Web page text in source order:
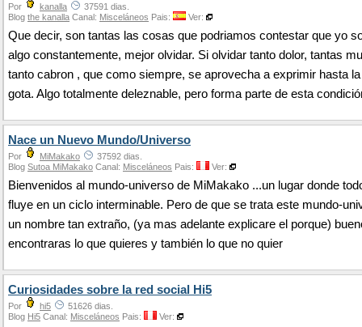
Por kanalla
37591 dias.
Blog the kanalla Canal: Misceláneos Pais: Ver:
Que decir, son tantas las cosas que podriamos contestar que yo
algo constantemente, mejor olvidar. Si olvidar tanto dolor, tantas
tanto cabron , que como siempre, se aprovecha a exprimir hasta
gota. Algo totalmente deleznable, pero forma parte de esta
Nace un Nuevo Mundo/Universo
Por MiMakako
37592 dias.
Blog Sutoa MiMakako Canal: Misceláneos Pais: Ver:
Bienvenidos al mundo-universo de MiMakako ...un lugar donde
fluye en un ciclo interminable. Pero de que se trata este mundo-
un nombre tan extraño, (ya mas adelante explicare el porque)
encontraras lo que quieres y también lo que no quier
Curiosidades sobre la red social Hi5
Por hi5
51626 dias.
Blog Hi5 Canal: Misceláneos Pais: Ver: